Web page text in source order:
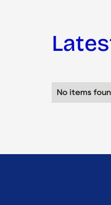
No items